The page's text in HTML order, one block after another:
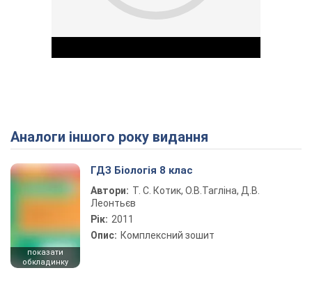
Play Video
Аналоги іншого року видання
показати
обкладинку
ГДЗ Біологія 8 клас
Автори: Т. С. Котик, О.В.Тагліна, Д.В.
Леонтьєв
Рік: 2011
Опис: Комплексний зошит